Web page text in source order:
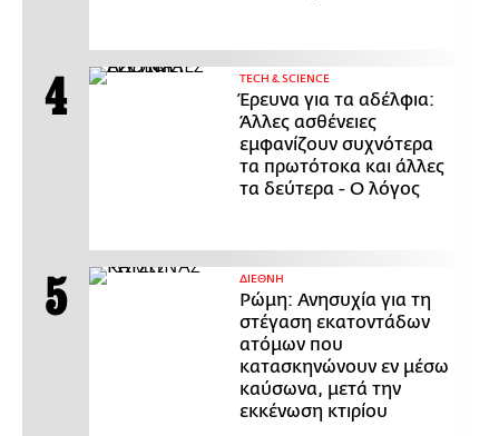
ΤECH & SCIENCE
Έρευνα για τα αδέλφια:
Άλλες ασθένειες
εμφανίζουν συχνότερα
τα πρωτότοκα και άλλες
τα δεύτερα - Ο λόγος
ΔΙΕΘΝΗ
Ρώμη: Ανησυχία για τη
στέγαση εκατοντάδων
ατόμων που
κατασκηνώνουν εν μέσω
καύσωνα, μετά την
εκκένωση κτιρίου